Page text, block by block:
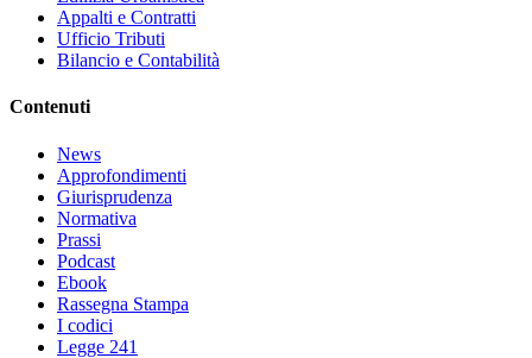
Appalti e Contratti
Ufficio Tributi
Bilancio e Contabilità
Contenuti
News
Approfondimenti
Giurisprudenza
Normativa
Prassi
Podcast
Ebook
Rassegna Stampa
I codici
Legge 241